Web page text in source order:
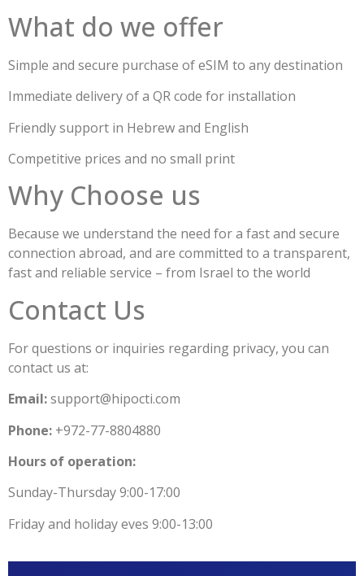
What do we offer
Simple and secure purchase of eSIM to any destination
Immediate delivery of a QR code for installation
Friendly support in Hebrew and English
Competitive prices and no small print
Why Choose us
Because we understand the need for a fast and secure
connection abroad, and are committed to a transparent,
fast and reliable service – from Israel to the world
Contact Us
For questions or inquiries regarding privacy, you can
contact us at:
Email:support@hipocti.com
Phone: +972-77-8804880
Hours of operation:
Sunday-Thursday 9:00-17:00
Friday and holiday eves 9:00-13:00